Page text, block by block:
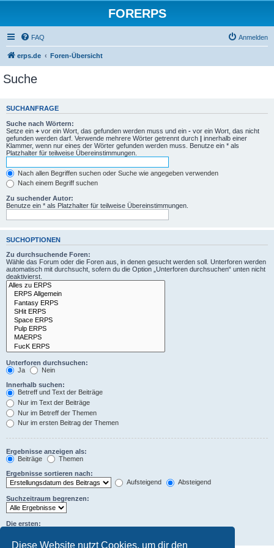
Diese Website nutzt Cookies, um dir den
FORERPS
FAQ Anmelden
erps.de Foren-Übersicht
Suche
SUCHANFRAGE
Suche nach Wörtern:
Setze ein + vor ein Wort, das gefunden werden muss und ein - vor ein Wort, das nicht
gefunden werden darf. Verwende mehrere Wörter getrennt durch | innerhalb einer
Klammer, wenn nur eines der Wörter gefunden werden muss. Benutze ein * als
Platzhalter für teilweise Übereinstimmungen.
Nach allen Begriffen suchen oder Suche wie angegeben verwenden
Nach einem Begriff suchen
Zu suchender Autor:
Benutze ein * als Platzhalter für teilweise Übereinstimmungen.
SUCHOPTIONEN
Zu durchsuchende Foren:
Wähle das Forum oder die Foren aus, in denen gesucht werden soll. Unterforen werden
automatisch mit durchsucht, sofern du die Option „Unterforen durchsuchen“ unten nicht
deaktivierst.
Unterforen durchsuchen:
Ja
Nein
Innerhalb suchen:
Betreff und Text der Beiträge
Nur im Text der Beiträge
Nur im Betreff der Themen
Nur im ersten Beitrag der Themen
Ergebnisse anzeigen als:
Beiträge
Themen
Ergebnisse sortieren nach:
Aufsteigend
Absteigend
Suchzeitraum begrenzen:
Die ersten: